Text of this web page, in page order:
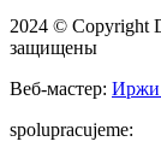
2024 © Copyright
защищены
Веб-мастер: Иржи
spolupracujeme: